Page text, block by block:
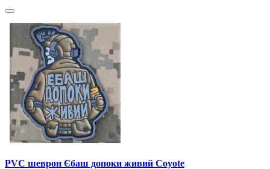
PVC шеврон Єбаш допоки живий Coyote